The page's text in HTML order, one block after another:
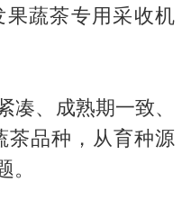
果蔬茶专用采收机
凑、成熟期一致、
茶品种，从育种源
。